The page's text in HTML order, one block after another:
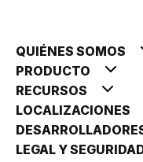
QUIÉNES SOMOS
PRODUCTO
RECURSOS
LOCALIZACIONES
LEGAL Y